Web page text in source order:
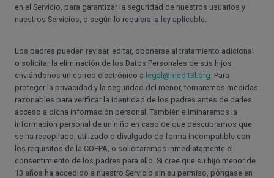
en el Servicio, para garantizar la seguridad de nuestros usuarios y
nuestros Servicios, o según lo requiera la ley aplicable.
Los padres pueden revisar, editar, oponerse al tratamiento adicional
o solicitar la eliminación de los Datos Personales de sus hijos
enviándonos un correo electrónico a legal@med13l.org. Para
proteger la privacidad y la seguridad del menor, tomaremos medidas
razonables para verificar la identidad de los padres antes de darles
acceso a dicha información personal. También eliminaremos la
información personal de un niño en caso de que descubramos que
se ha recopilado, utilizado o divulgado de forma incompatible con
los requisitos de la COPPA, o solicitaremos inmediatamente el
consentimiento de los padres para ello. Si cree que su hijo menor de
13 años ha accedido a nuestro Servicio sin su permiso, póngase en